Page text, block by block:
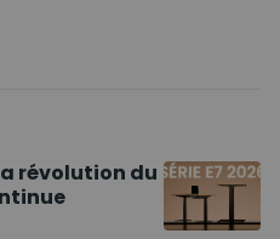
révolution du